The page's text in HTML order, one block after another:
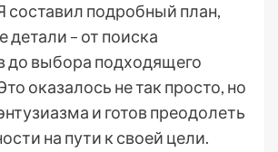
составил подробный план,
детали – от поиска
до выбора подходящего
оказалось не так просто, но
и готов преодолеть
на пути к своей цели.